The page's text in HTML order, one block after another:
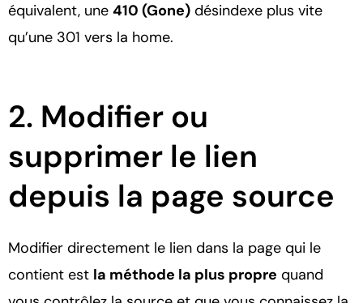
équivalent, une 410 (Gone) désindexe plus vite
qu’une 301 vers la home.
2. Modifier ou
supprimer le lien
depuis la page source
Modifier directement le lien dans la page qui le
contient est la méthode la plus propre quand